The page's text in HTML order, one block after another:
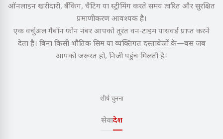
ऑनलाइन खरीदारी, बैंकिंग, चैटिंग या स्ट्रीमिंग करते समय त्वरित और सुरक्षित
प्रमाणीकरण आवश्यक है।
एक वर्चुअल गैबॉन फोन नंबर आपको तुरंत वन-टाइम पासवर्ड प्राप्त करने
देता है। बिना किसी भौतिक सिम या व्यक्तिगत दस्तावेजों के—बस जब
आपको जरूरत हो, निजी पहुंच मिलती है।
शीर्ष चुनना
सेवादेश